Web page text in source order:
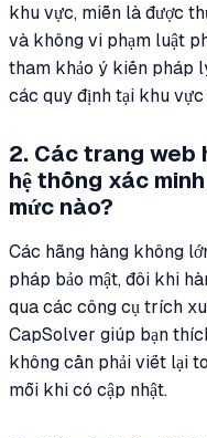
khu vực, miễn là được
và không vi phạm luật
tham khảo ý kiến pháp
các quy định tại khu vực
2. Các trang web
hệ thống xác
mức nào?
Các hãng hàng không
pháp bảo mật, đôi khi
qua các công cụ trích
CapSolver giúp bạn
không cần phải viết lại
mỗi khi có cập nhật.